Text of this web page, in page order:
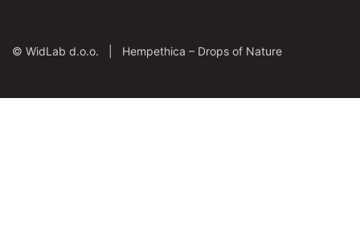
© WidLab d.o.o. | Hempethica – Drops of Nature